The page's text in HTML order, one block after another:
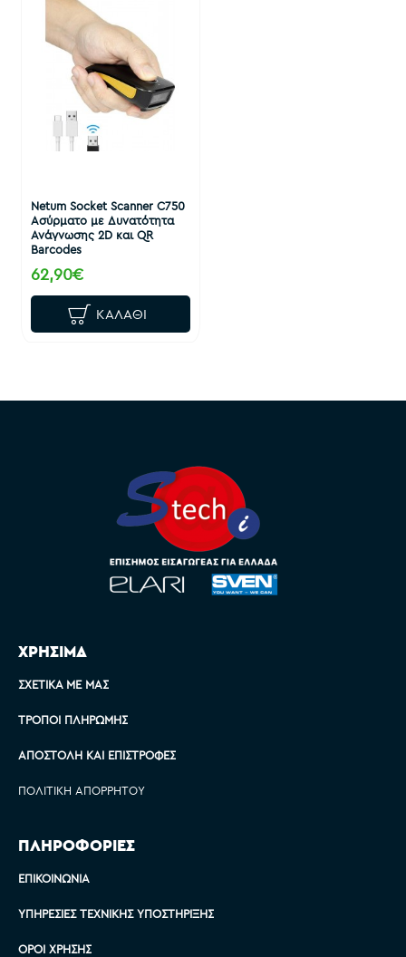
Netum Socket Scanner C750
Ασύρματο με Δυνατότητα
Ανάγνωσης 2D και QR
Barcodes
62,90€
ΚΑΛΆΘΙ
ΧΡΗΣΙΜΑ
ΣΧΕΤΙΚΆ ΜΕ ΜΑΣ
ΤΡΌΠΟΙ ΠΛΗΡΩΜΉΣ
ΑΠΟΣΤΟΛΉ ΚΑΙ ΕΠΙΣΤΡΟΦΈΣ
ΠΟΛΙΤΙΚΉ ΑΠΟΡΡΉΤΟΥ
ΠΛΗΡΟΦΟΡΙΕΣ
ΕΠΙΚΟΙΝΩΝΊΑ
ΥΠΗΡΕΣΊΕΣ ΤΕΧΝΙΚΉΣ ΥΠΟΣΤΉΡΙΞΗΣ
ΌΡΟΙ ΧΡΉΣΗΣ